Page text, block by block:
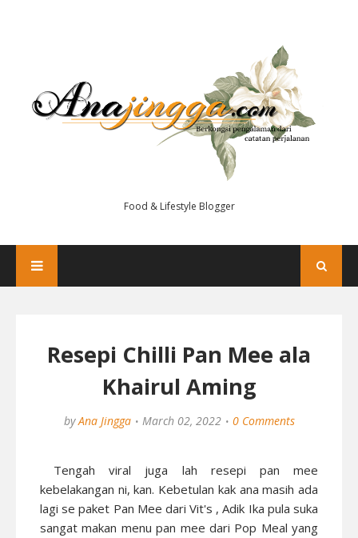
Food & Lifestyle Blogger
Resepi Chilli Pan Mee ala
Khairul Aming
by Ana Jingga March 02, 2022 0 Comments
Tengah viral juga lah resepi pan mee
kebelakangan ni, kan. Kebetulan kak ana masih ada
lagi se paket Pan Mee dari Vit's , Adik Ika pula suka
sangat makan menu pan mee dari Pop Meal yang